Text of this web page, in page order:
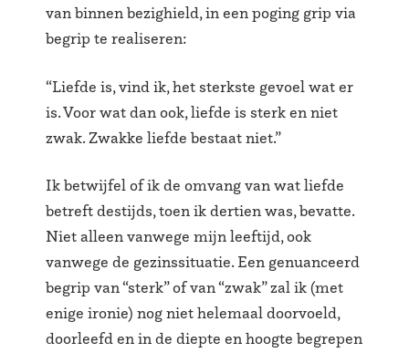
van binnen bezighield, in een poging grip via
begrip te realiseren:
“Liefde is, vind ik, het sterkste gevoel wat er
is. Voor wat dan ook, liefde is sterk en niet
zwak. Zwakke liefde bestaat niet.”
Ik betwijfel of ik de omvang van wat liefde
betreft destijds, toen ik dertien was, bevatte.
Niet alleen vanwege mijn leeftijd, ook
vanwege de gezinssituatie. Een genuanceerd
begrip van “sterk” of van “zwak” zal ik (met
enige ironie) nog niet helemaal doorvoeld,
doorleefd en in de diepte en hoogte begrepen